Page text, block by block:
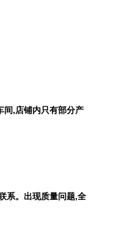
间,店铺内只有部分产
系。出现质量问题,全